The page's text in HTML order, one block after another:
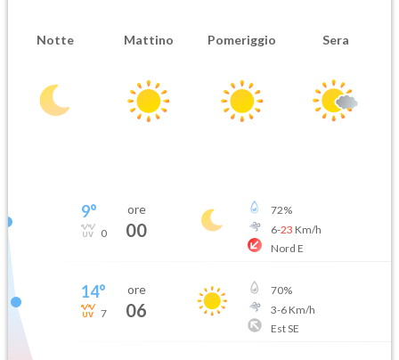
Notte Mattino Pomeriggio Sera
9°
0
ore
00
72%
6-23 Km/h
Nord E
14°
7
ore
06
70%
3-6Km/h
Est SE